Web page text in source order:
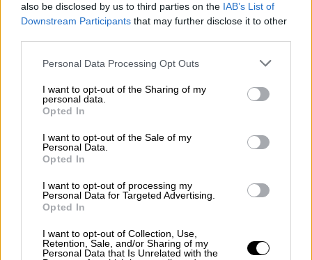
also be disclosed by us to third parties on the IAB’s List of
Downstream Participants that may further disclose it to other
Please note that this website/app uses one or more Google
not limited to your visit or usage behaviour. You may click to
grant or deny consent to Google and its third-party tags to
use your data for below specified purposes in below Google
consent section.
Personal Data Processing Opt Outs
I want to opt-out of the Sharing of my
personal data.
Opted In
I want to opt-out of the Sale of my
Personal Data.
Opted In
I want to opt-out of processing my
Personal Data for Targeted Advertising.
Opted In
I want to opt-out of Collection, Use,
Retention, Sale, and/or Sharing of my
Personal Data that Is Unrelated with the